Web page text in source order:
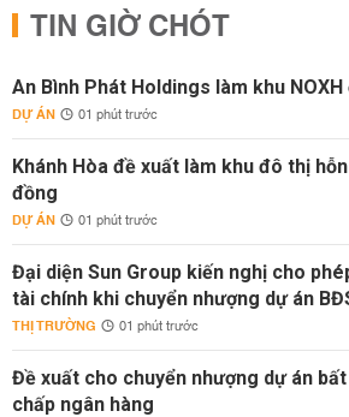
TIN GIỜ CHÓT
An Bình Phát Holdings làm khu
DỰ ÁN 01 phút trước
Khánh Hòa đề xuất làm khu đô thị
đồng
DỰ ÁN 01 phút trước
Đại diện Sun Group kiến nghị cho
tài chính khi chuyển nhượng dự án
THỊ TRƯỜNG 01 phút trước
Đề xuất cho chuyển nhượng dự án
chấp ngân hàng